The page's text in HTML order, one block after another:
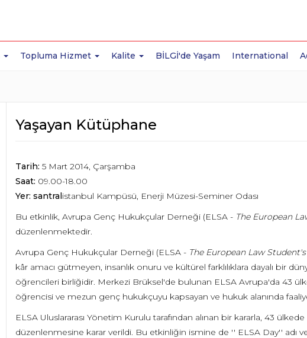
Topluma Hizmet Kalite BİLGİ'de Yaşam International
Yaşayan Kütüphane
Tarih: 5 Mart 2014, Çarşamba
Saat: 09.00-18.00
Yer: santralistanbul Kampüsü, Enerji Müzesi-Seminer Odası
Bu etkinlik, Avrupa Genç Hukukçular Derneği (ELSA -The European
düzenlenmektedir.
Avrupa Genç Hukukçular Derneği (ELSA - The European Law
kâr amacı gütmeyen, insanlık onuru ve kültürel farklılıklara dayalı bir
öğrencileri birliğidir. Merkezi Brüksel'de bulunan ELSA Avrupa'da 43
öğrencisi ve mezun genç hukukçuyu kapsayan ve hukuk alanında
ELSA Uluslararası Yönetim Kurulu tarafından alınan bir kararla, 43
düzenlenmesine karar verildi. Bu etkinliğin ismine de '' ELSA Day'' adı